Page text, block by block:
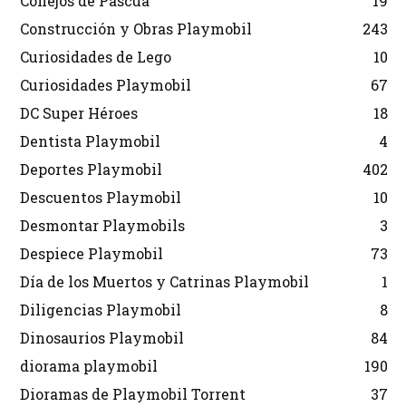
Construcción y Obras Playmobil
243
Curiosidades de Lego
10
Curiosidades Playmobil
67
DC Super Héroes
18
Dentista Playmobil
4
Deportes Playmobil
402
Descuentos Playmobil
10
Desmontar Playmobils
3
Despiece Playmobil
73
Día de los Muertos y Catrinas Playmobil
1
Diligencias Playmobil
8
Dinosaurios Playmobil
84
diorama playmobil
190
Dioramas de Playmobil Torrent
37